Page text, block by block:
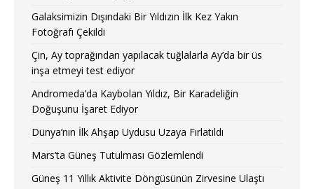
Galaksimizin Dışındaki Bir Yıldızın İlk Kez Yakın
Fotoğrafı Çekildi
Çin, Ay toprağından yapılacak tuğlalarla Ay’da bir üs
inşa etmeyi test ediyor
Andromeda’da Kaybolan Yıldız, Bir Karadeliğin
Doğuşunu İşaret Ediyor
Dünya’nın İlk Ahşap Uydusu Uzaya Fırlatıldı
Mars’ta Güneş Tutulması Gözlemlendi
Güneş 11 Yıllık Aktivite Döngüsünün Zirvesine Ulaştı